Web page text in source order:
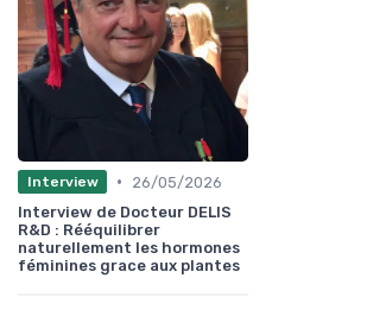
Interview •
26/05/2026
Interview de Docteur DELIS
R&D : Rééquilibrer
naturellement les hormones
féminines grace aux plantes